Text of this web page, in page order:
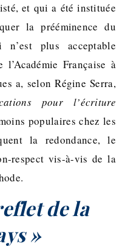
et qui a été instituée
la prééminence du
plus acceptable
l’Académie Française à
a, selon Régine Serra,
pour l’écriture
populaires chez les
la redondance, le
respect vis-à-vis de la
de la
»